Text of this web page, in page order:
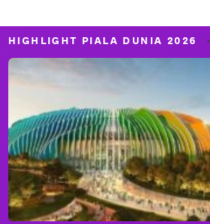
HIGHLIGHT PIALA DUNIA 2026